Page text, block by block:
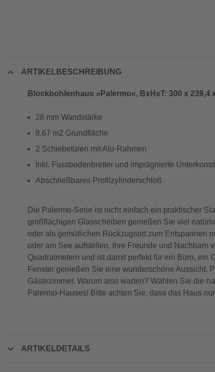
ARTIKELBESCHREIBUNG
Blockbohlenhaus »Palermo«, BxHxT: 300 x
28 mm Wandstärke
8,67 m2 Grundfläche
2 Schiebetüren mit Alu-Rahmen
Inkl. Fussbodenbretter und imprägnierte
Abschließbares Profilzylinderschloß
Die Palermo-Serie ist nicht einfach ein praktischer
großflächigen Glasscheiben genießen Sie viel
oder als gemütlichen Rückzugsort zum Entspannen
oder am See aufstellen, Ihre Freunde und Nachbarn
Quadratmetern und ist damit perfekt für ein Büro,
Fenster genießen Sie eine wunderschöne Aussicht.
Gästezimmer. Warum also warten? Wählen Sie die
Palermo-Hauses! Bitte achten Sie, dass das Haus
ARTIKELDETAILS